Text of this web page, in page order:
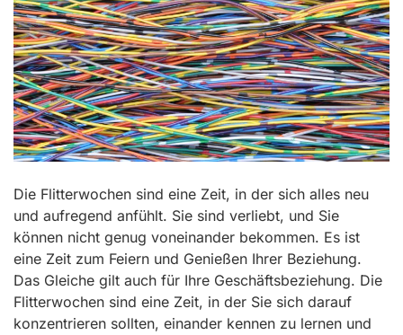
Die Flitterwochen sind eine Zeit, in der sich alles neu
und aufregend anfühlt. Sie sind verliebt, und Sie
können nicht genug voneinander bekommen. Es ist
eine Zeit zum Feiern und Genießen Ihrer Beziehung.
Das Gleiche gilt auch für Ihre Geschäftsbeziehung. Die
Flitterwochen sind eine Zeit, in der Sie sich darauf
konzentrieren sollten, einander kennen zu lernen und